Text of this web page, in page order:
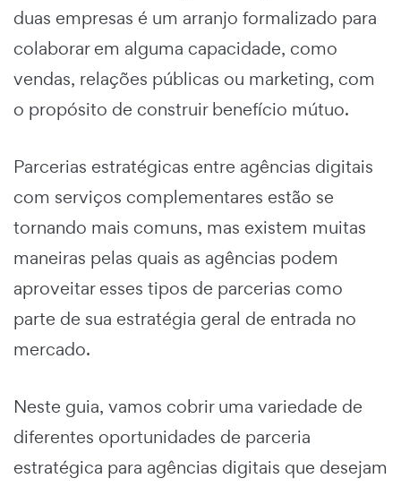
duas empresas é um arranjo formalizado para
colaborar em alguma capacidade, como
vendas, relações públicas ou marketing, com
o propósito de construir benefício mútuo.
Parcerias estratégicas entre agências digitais
com serviços complementares estão se
tornando mais comuns, mas existem muitas
maneiras pelas quais as agências podem
aproveitar esses tipos de parcerias como
parte de sua estratégia geral de entrada no
mercado.
Neste guia, vamos cobrir uma variedade de
diferentes oportunidades de parceria
estratégica para agências digitais que desejam